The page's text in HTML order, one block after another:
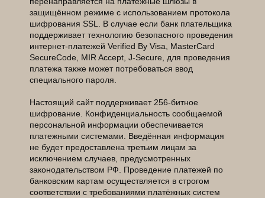
защищённом режиме с использованием протокола
шифрования SSL. В случае если банк плательщика
поддерживает технологию безопасного проведения
интернет-платежей Verified By Visa, MasterCard
SecureCode, MIR Accept, J-Secure, для проведения
платежа также может потребоваться ввод
специального пароля.
Настоящий сайт поддерживает 256-битное
шифрование. Конфиденциальность сообщаемой
персональной информации обеспечивается
платежными системами. Введённая информация
не будет предоставлена третьим лицам за
исключением случаев, предусмотренных
законодательством РФ. Проведение платежей по
банковским картам осуществляется в строгом
соответствии с требованиями платёжных систем